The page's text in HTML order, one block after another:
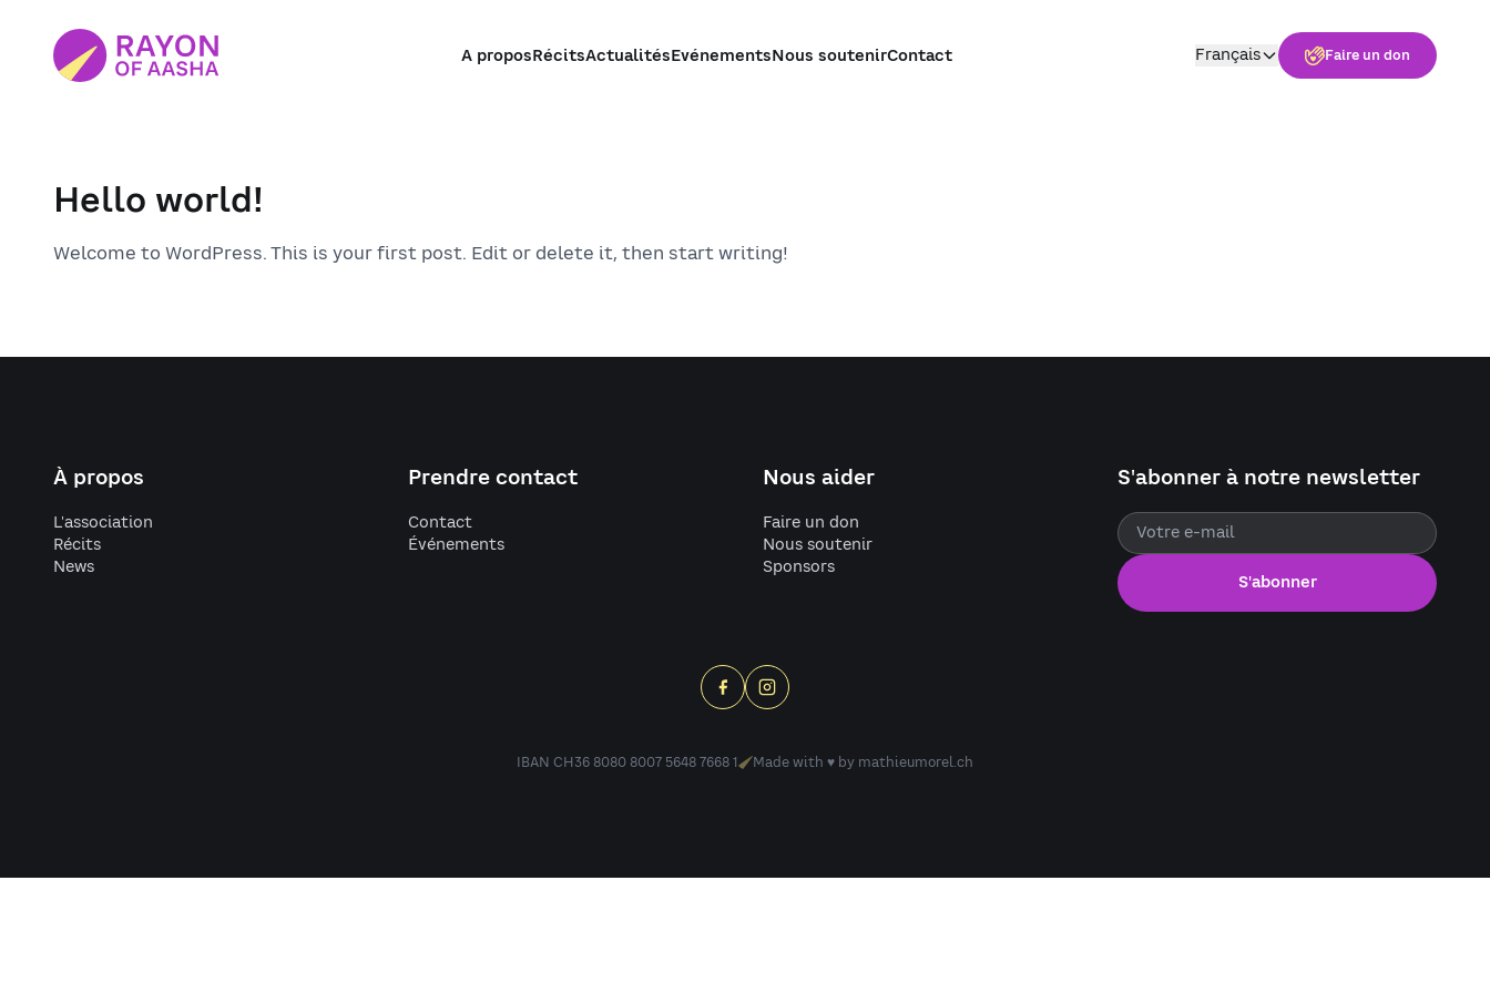
A propos RécitsActualités Evénements Nous soutenirContact Français Faire un don
Hello world!
Welcome to WordPress. This is your first post. Edit or delete it, then start writing!
À propos
L'association
Récits
News
Prendre contact
Contact
Événements
Nous aider
Faire un don
Nous soutenir
Sponsors
S'abonner à notre newsletter
S'abonner
IBAN CH36 8080 8007 5648 7668 1 Made with ♥ by mathieumorel.ch